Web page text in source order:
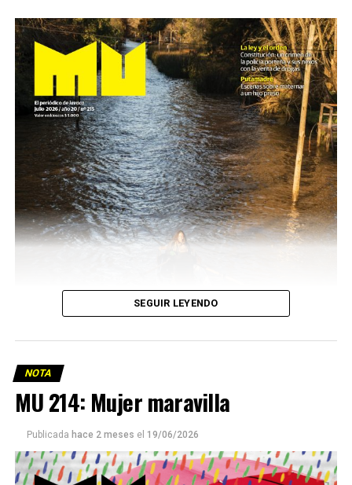
SEGUIR LEYENDO
NOTA
MU 214: Mujer maravilla
Publicada hace 2 meses el 19/06/2026